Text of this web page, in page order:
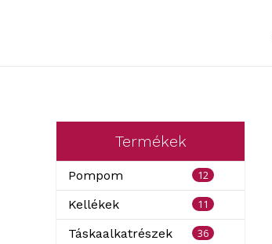
Termékek
Pompom 12
Kellékek 11
Táskaalkatrészek 36